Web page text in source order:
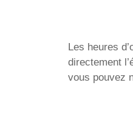
Les heures
directement
vous pouvez